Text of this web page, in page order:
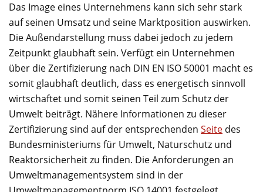
Das Image eines Unternehmens kann sich sehr stark
auf seinen Umsatz und seine Marktposition auswirken.
Die Außendarstellung muss dabei jedoch zu jedem
Zeitpunkt glaubhaft sein. Verfügt ein Unternehmen
über die Zertifizierung nach DIN EN ISO 50001 macht es
somit glaubhaft deutlich, dass es energetisch sinnvoll
wirtschaftet und somit seinen Teil zum Schutz der
Umwelt beiträgt. Nähere Informationen zu dieser
Zertifizierung sind auf der entsprechenden Seite des
Bundesministeriums für Umwelt, Naturschutz und
Reaktorsicherheit zu finden. Die Anforderungen an
Umweltmanagementsystem sind in der